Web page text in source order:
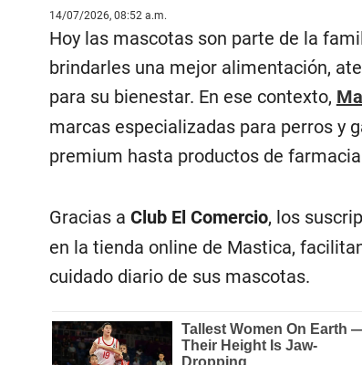
14/07/2026, 08:52 a.m.
Hoy las mascotas son parte de la
brindarles una mejor alimentación,
para su bienestar. En ese contexto,
marcas especializadas para perros y
premium hasta productos de
Gracias a Club El Comercio, los
en la tienda online de Mastica,
cuidado diario de sus mascotas.